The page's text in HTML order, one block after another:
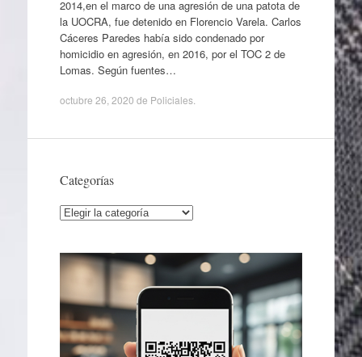
2014,en el marco de una agresión de una patota de
la UOCRA, fue detenido en Florencio Varela. Carlos
Cáceres Paredes había sido condenado por
homicidio en agresión, en 2016, por el TOC 2 de
Lomas. Según fuentes…
octubre 26, 2020 de Policiales.
Categorías
Categorías